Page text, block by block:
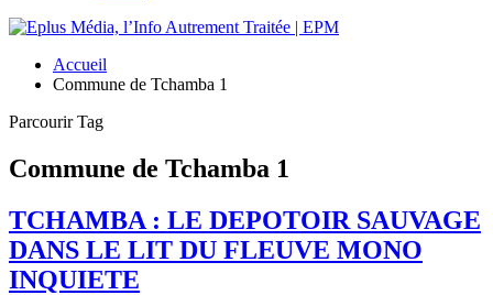
Accueil
Commune de Tchamba 1
Parcourir Tag
Commune de Tchamba 1
TCHAMBA : LE DEPOTOIR SAUVAGE
DANS LE LIT DU FLEUVE MONO
INQUIETE